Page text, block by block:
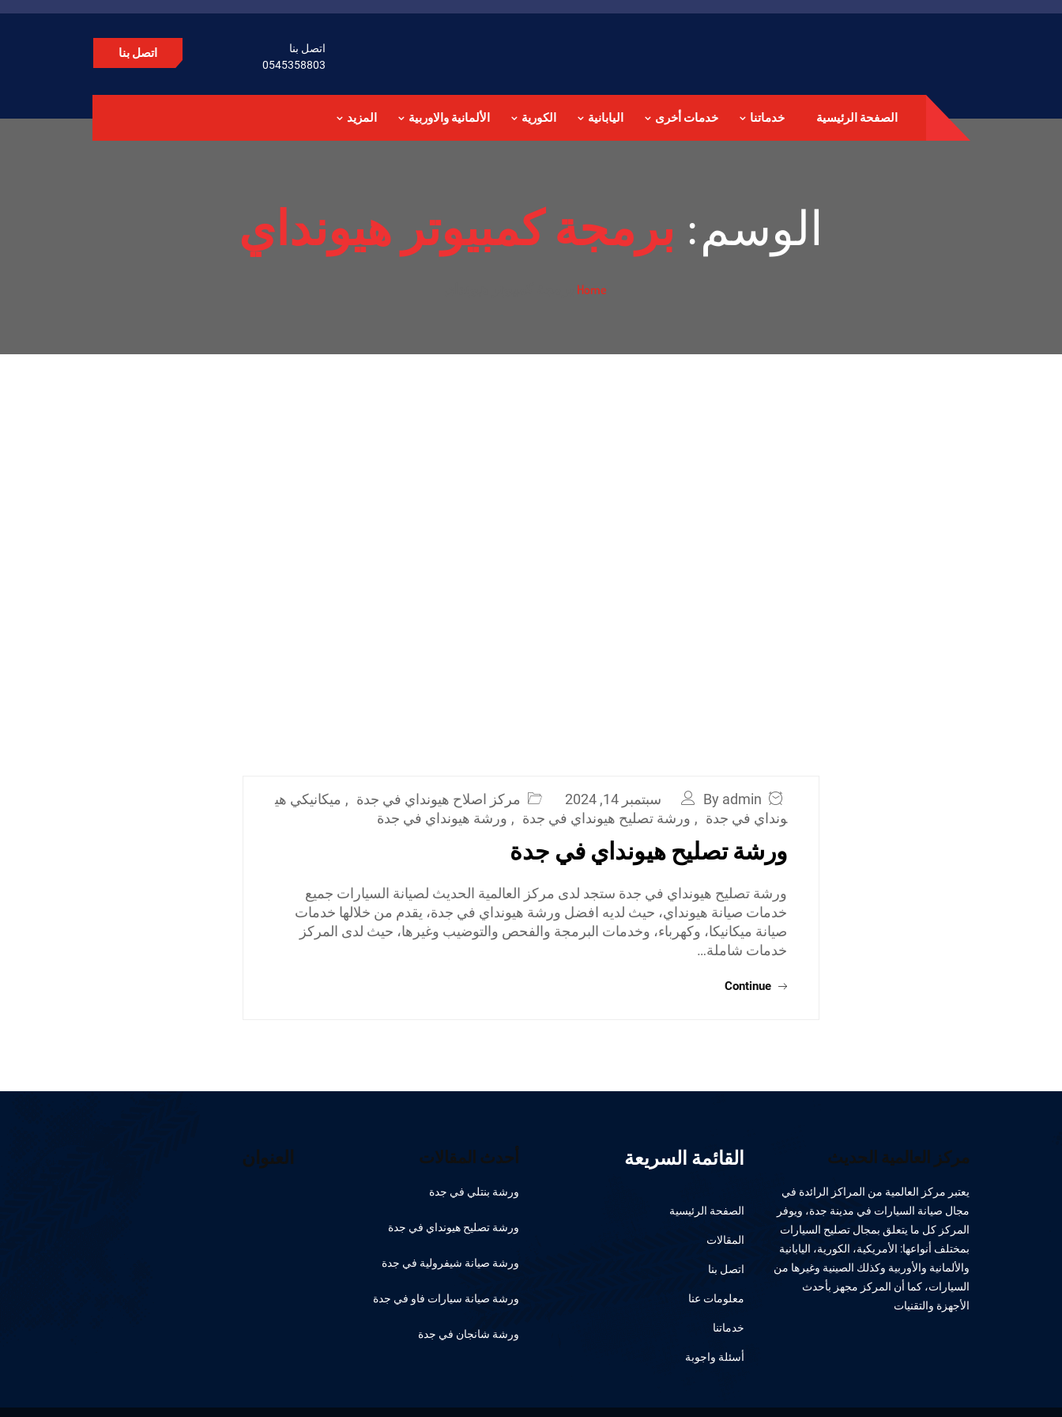
اتصل بنا
0545358803
اتصل بنا
الصفحة الرئيسية خدماتنا خدمات أخرى اليابانية الكورية الألمانية والاوربية المزيد
الوسم: برمجة كمبيوتر هيونداي
Home
By admin سبتمبر 14, 2024 مركز اصلاح هيونداي في جدة , ميكانيكي هي
ونداي في جدة , ورشة تصليح هيونداي في جدة , ورشة هيونداي في جدة
ورشة تصليح هيونداي في جدة
ورشة تصليح هيونداي في جدة ستجد لدى مركز العالمية الحديث لصيانة السيارات جميع
خدمات صيانة هيونداي، حيث لديه افضل ورشة هيونداي في جدة، يقدم من خلالها خدمات
صيانة ميكانيكا، وكهرباء، وخدمات البرمجة والفحص والتوضيب وغيرها، حيث لدى المركز
خدمات شاملة…
Continue
مركز العالمية الحديث
يعتبر مركز العالمية من المراكز الرائدة في
مجال صيانة السيارات في مدينة جدة، ويوفر
المركز كل ما يتعلق بمجال تصليح السيارات
بمختلف أنواعها: الأمريكية، الكورية، اليابانية
والألمانية والأوربية وكذلك الصينية وغيرها من
السيارات، كما أن المركز مجهز بأحدث
الأجهزة والتقنيات
القائمة السريعة
الصفحة الرئيسية
المقالات
اتصل بنا
معلومات عنا
خدماتنا
أسئلة واجوبة
أحدث المقالات
ورشة بنتلي في جدة
ورشة تصليح هيونداي في جدة
ورشة صيانة شيفرولية في جدة
ورشة صيانة سيارات فاو في جدة
ورشة شانجان في جدة
العنوان